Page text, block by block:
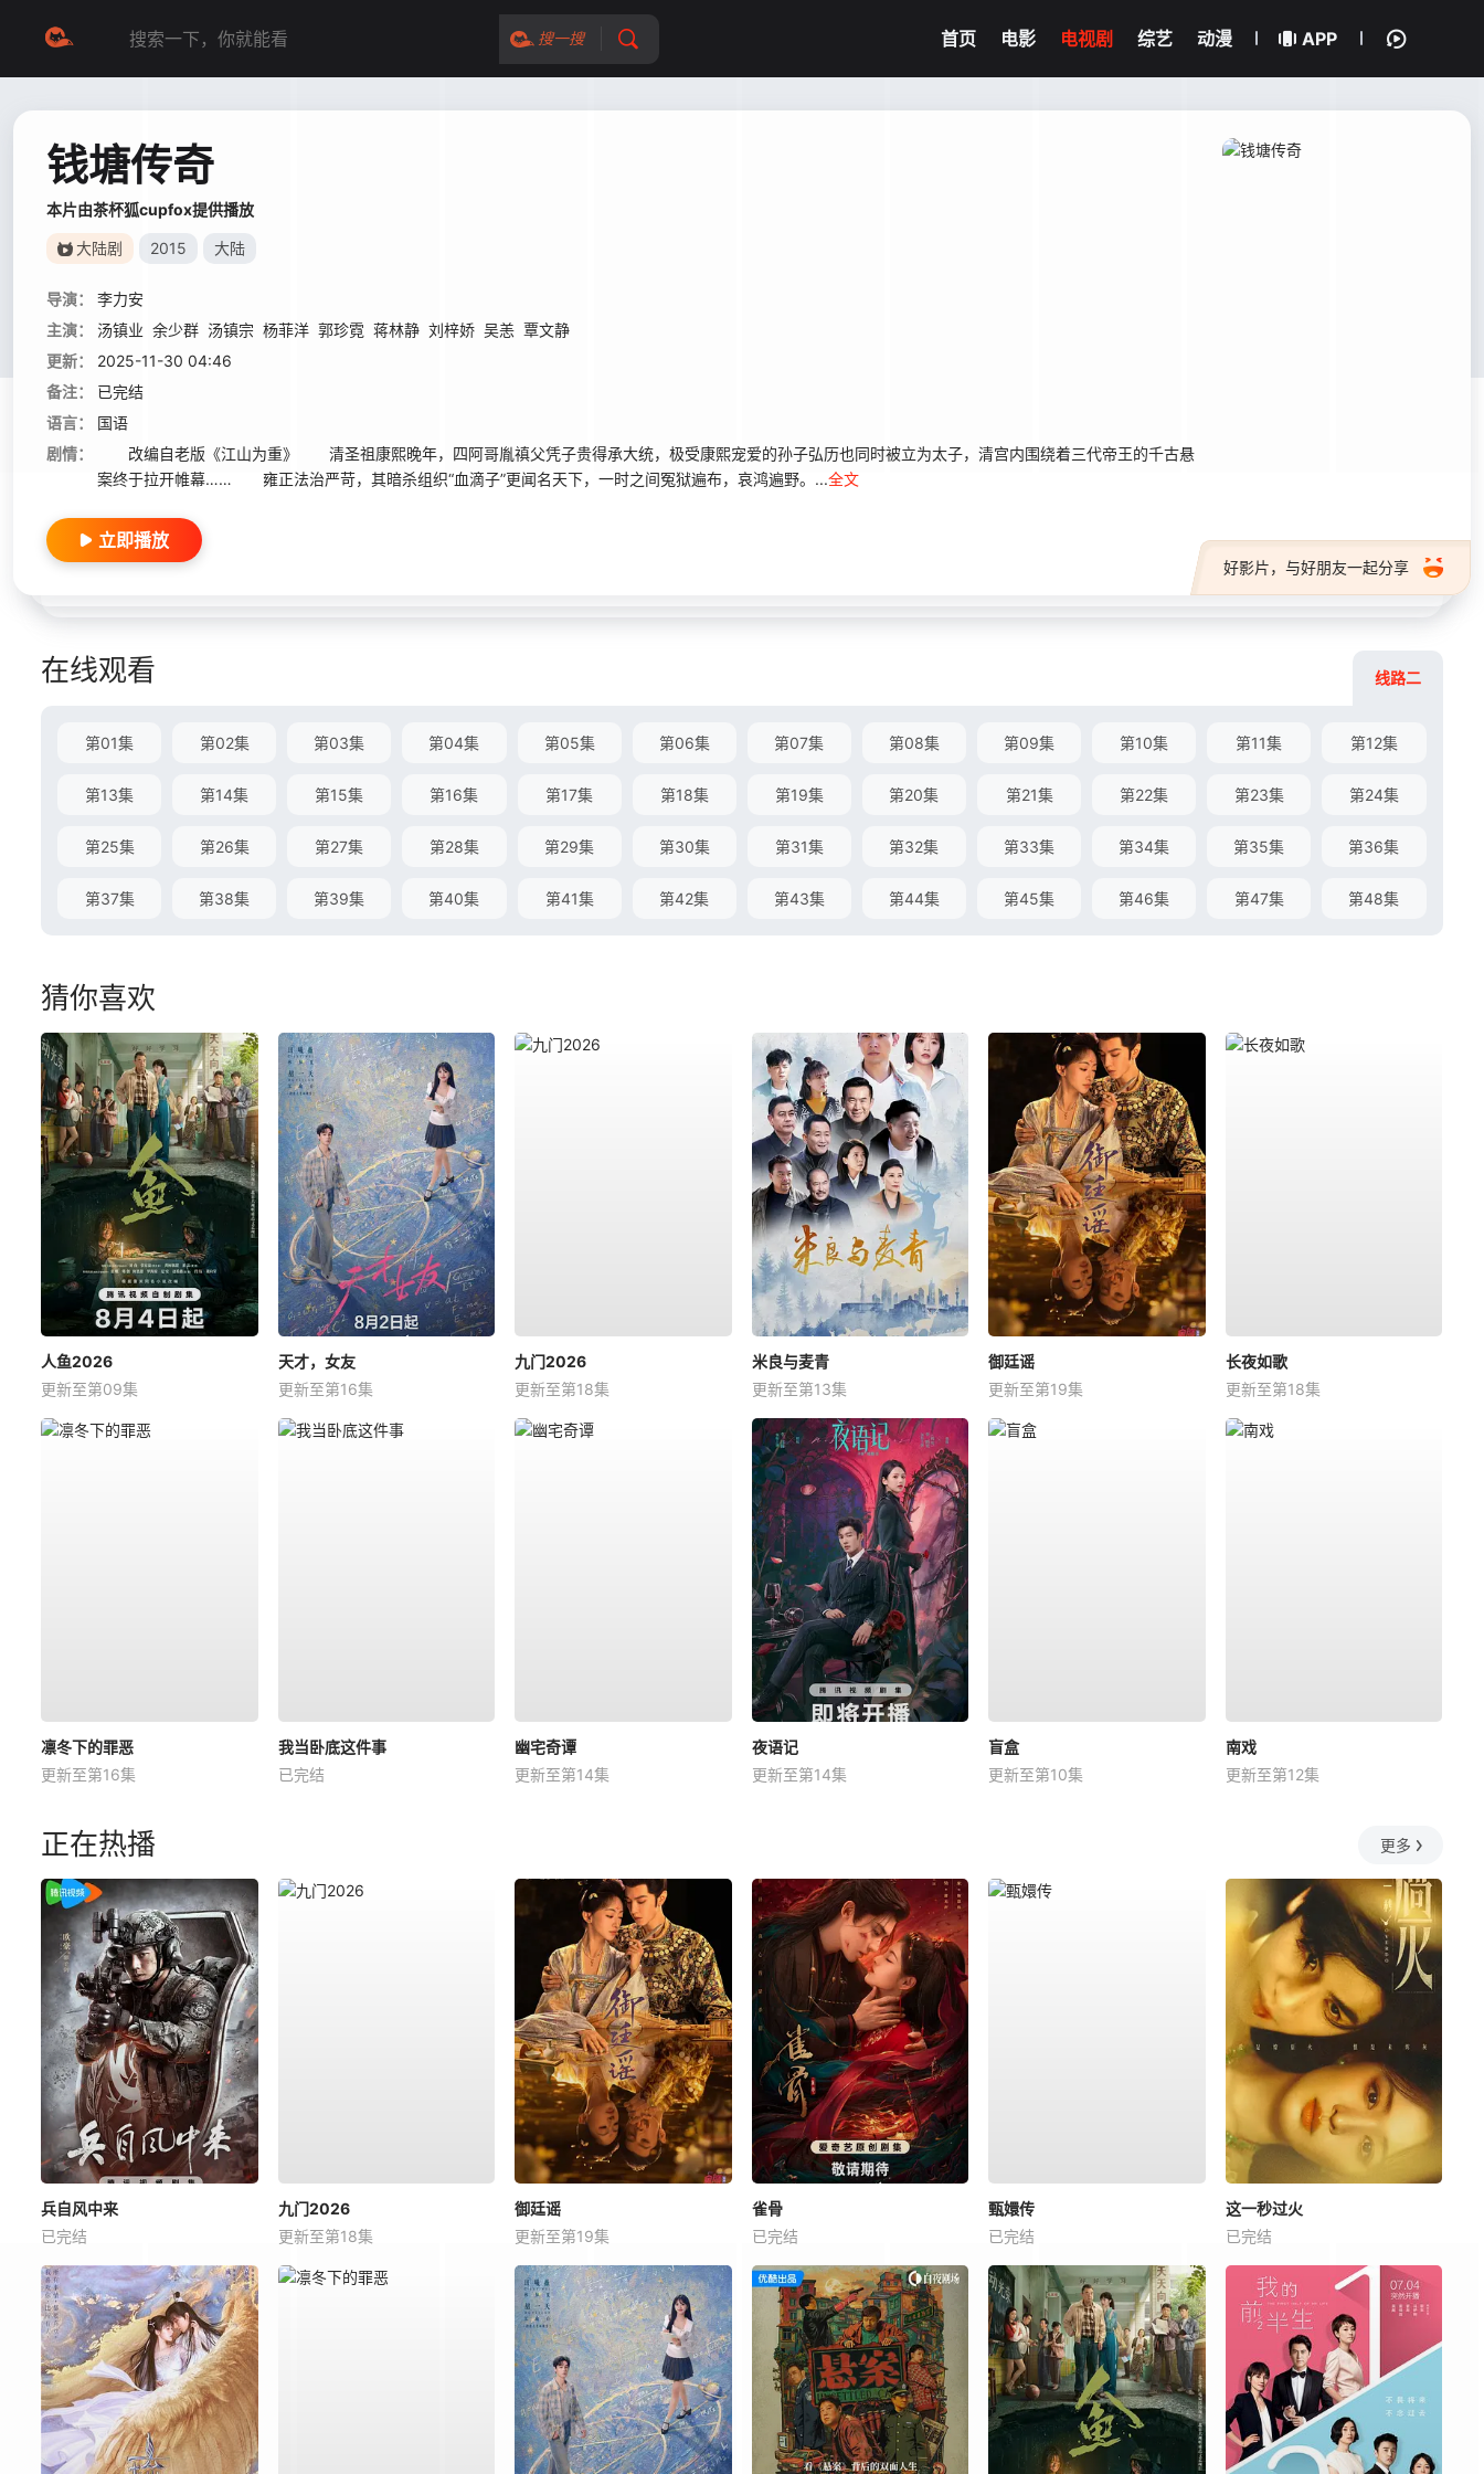
搜一搜 首页 电影 电视剧 综艺 动漫 APP
钱塘传奇
本片由茶杯狐cupfox提供播放
大陆剧 2015 大陆
导演：
李力安
主演：
汤镇业 余少群 汤镇宗 杨菲洋 郭珍霓 蒋林静 刘梓娇 吴恙 覃文静
更新：
2025-11-30 04:46
备注：
已完结
语言：
国语
剧情：
改编自老版《江山为重》 清圣祖康熙晚年，四阿哥胤禛父凭子贵得承大统，极受康熙宠爱的孙子弘历也同时被立为太子，清宫内围绕着三代帝王的千古悬
案终于拉开帷幕…… 雍正法治严苛，其暗杀组织“血滴子”更闻名天下，一时之间冤狱遍布，哀鸿遍野。...全文
好影片，与好朋友一起分享
立即播放
在线观看 线路二
第01集 第02集 第03集 第04集 第05集 第06集 第07集 第08集 第09集 第10集 第11集 第12集
第13集 第14集 第15集 第16集 第17集 第18集 第19集 第20集 第21集 第22集 第23集 第24集
第25集 第26集 第27集 第28集 第29集 第30集 第31集 第32集 第33集 第34集 第35集 第36集
第37集 第38集 第39集 第40集 第41集 第42集 第43集 第44集 第45集 第46集 第47集 第48集
猜你喜欢
人鱼2026
更新至第09集
天才，女友
更新至第16集
九门2026
更新至第18集
米良与麦青
更新至第13集
御廷谣
更新至第19集
长夜如歌
更新至第18集
凛冬下的罪恶
更新至第16集
我当卧底这件事
已完结
幽宅奇谭
更新至第14集
夜语记
更新至第14集
盲盒
更新至第10集
南戏
更新至第12集
正在热播 更多
兵自风中来
已完结
九门2026
更新至第18集
御廷谣
更新至第19集
雀骨
已完结
甄嬛传
已完结
这一秒过火
已完结